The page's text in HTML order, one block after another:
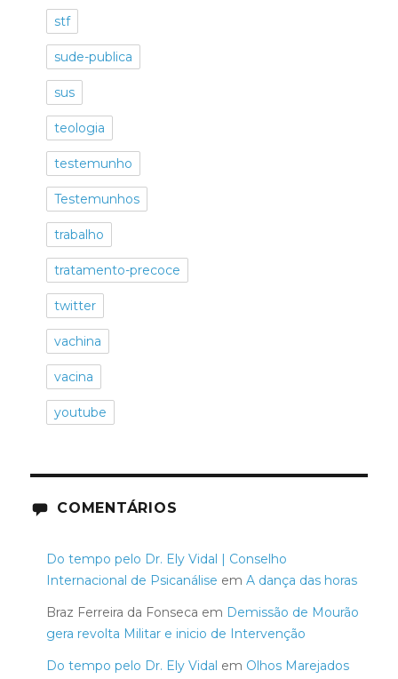
stf
sude-publica
sus
teologia
testemunho
Testemunhos
trabalho
tratamento-precoce
twitter
vachina
vacina
youtube
COMENTÁRIOS
Do tempo pelo Dr. Ely Vidal | Conselho
Internacional de Psicanálise em A dança das horas
Braz Ferreira da Fonseca em Demissão de Mourão
gera revolta Militar e inicio de Intervenção
Do tempo pelo Dr. Ely Vidal em Olhos Marejados